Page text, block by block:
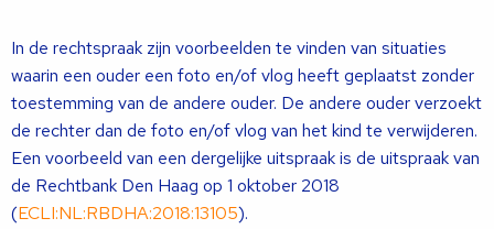
In de rechtspraak zijn voorbeelden te vinden van situaties
waarin een ouder een foto en/of vlog heeft geplaatst zonder
toestemming van de andere ouder. De andere ouder verzoekt
de rechter dan de foto en/of vlog van het kind te verwijderen.
Een voorbeeld van een dergelijke uitspraak is de uitspraak van
de Rechtbank Den Haag op 1 oktober 2018
(ECLI:NL:RBDHA:2018:13105).